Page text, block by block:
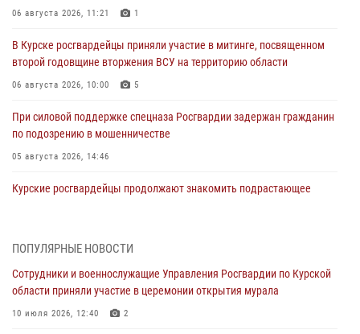
06 августа 2026, 11:21 1
В Курске росгвардейцы приняли участие в митинге, посвященном
второй годовщине вторжения ВСУ на территорию области
06 августа 2026, 10:00 5
При силовой поддержке спецназа Росгвардии задержан гражданин
по подозрению в мошенничестве
05 августа 2026, 14:46
Курские росгвардейцы продолжают знакомить подрастающее
оздоровительных лагерях
05 августа 2026, 09:51
ПОПУЛЯРНЫЕ НОВОСТИ
Сотрудники и военнослужащие Управления Росгвардии по Курской
области приняли участие в церемонии открытия мурала
10 июля 2026, 12:40 2